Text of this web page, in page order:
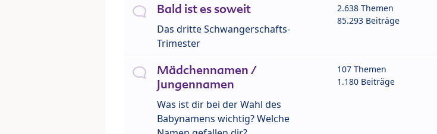
Bald ist es soweit
Das dritte Schwangerschafts-
Trimester
2.638 Themen
85.293 Beiträge
Mädchennamen /
Jungennamen
Was ist dir bei der Wahl des
Babynamens wichtig? Welche
107 Themen
1.180 Beiträge